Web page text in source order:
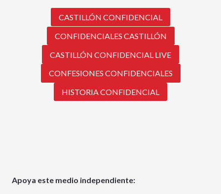
CASTILLÓN CONFIDENCIAL
CONFIDENCIALES CASTILLÓN
CASTILLÓN CONFIDENCIAL LIVE
CONFESIONES CONFIDENCIALES
HISTORIA CONFIDENCIAL
Apoya este medio independiente: